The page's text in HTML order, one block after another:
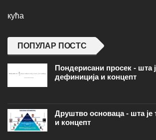
кућа
ПОПУЛАР ПОСТС
Пондерисани просек - шта
дефиниција и концепт
Друштво основаца - шта је
и концепт